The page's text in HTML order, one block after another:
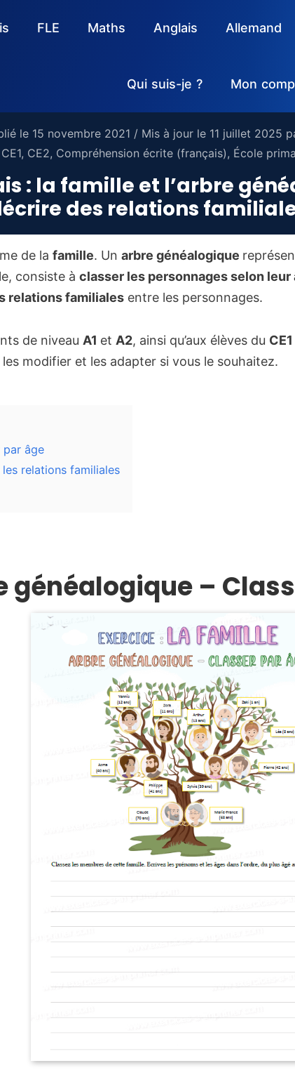
FLE Maths Anglais Allemand
Qui suis-je ? Mon
le 15 novembre 2021 / Mis à jour le 11 juillet 2025
CE1, CE2, Compréhension écrite (français), École
: la famille et l’arbre
des relations
de la famille. Un arbre généalogique
consiste à classer les personnages selon leur
relations familiales entre les personnages.
de niveau A1 et A2, ainsi qu’aux élèves du CE1
modifier et les adapter si vous le souhaitez.
par âge
relations familiales
généalogique –